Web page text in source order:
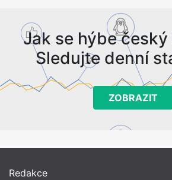
Jak se hýbe
Sledujte denní
ZOBRAZIT
Redakce